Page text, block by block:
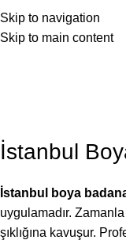
Skip to navigation
Skip to main content
sitemize
İstanbul
İstanbul boya
uygulamadır.
şıklığına kavuşur.